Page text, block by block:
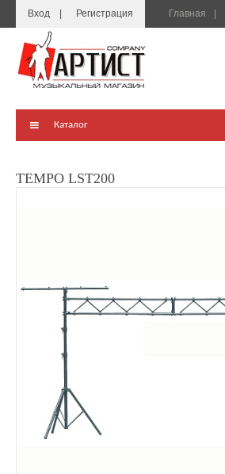
Вход Регистрация Главная
Каталог
TEMPO LST200